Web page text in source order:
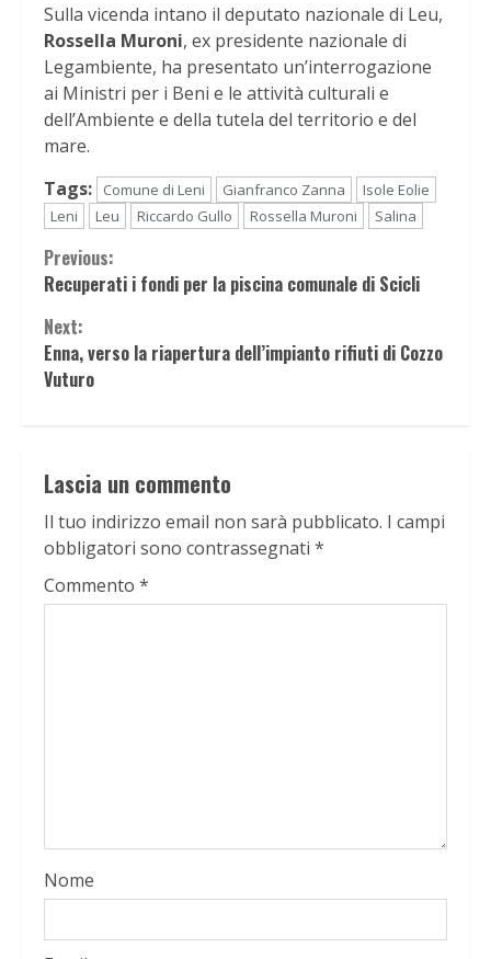
Sulla vicenda intano il deputato nazionale di Leu,
Rossella Muroni, ex presidente nazionale di
Legambiente, ha presentato un’interrogazione
ai Ministri per i Beni e le attività culturali e
dell’Ambiente e della tutela del territorio e del
mare.
Tags:
Comune di Leni Gianfranco Zanna
Isole Eolie
Leni
Leu Riccardo Gullo Rossella Muroni Salina
Continue
Reading
Previous:
Recuperati i fondi per la piscina comunale di Scicli
Next:
Enna, verso la riapertura dell’impianto rifiuti di Cozzo
Vuturo
Lascia un commento
Il tuo indirizzo email non sarà pubblicato. I campi
obbligatori sono contrassegnati *
Commento *
Nome